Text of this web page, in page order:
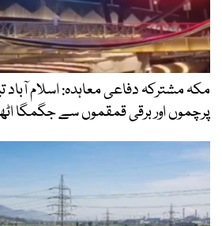
مکہ مشترکہ دفاعی معاہدہ: اسلام
پرچموں اور برقی قمقموں سے جگمگا